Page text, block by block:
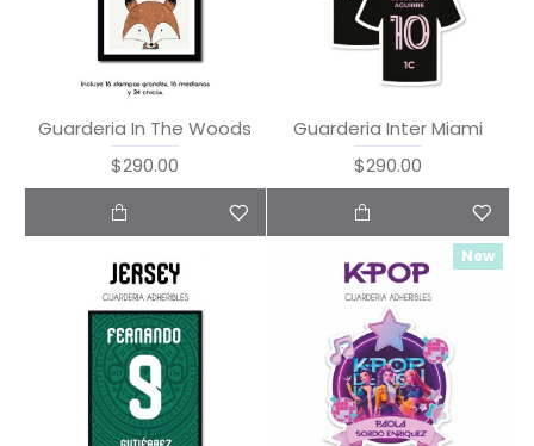
Guarderia In The Woods
$290.00
Guarderia Inter Miami
$290.00
New